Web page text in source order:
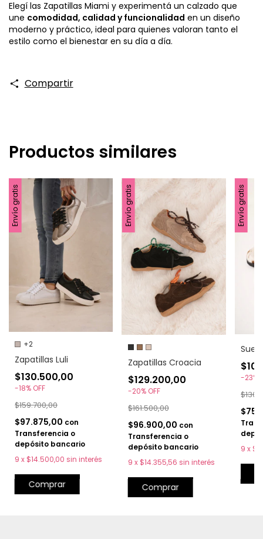
Elegí las Zapatillas Miami y experimentá un calzado que
une comodidad, calidad y funcionalidad en un diseño
moderno y práctico, ideal para quienes valoran tanto el
estilo como el bienestar en su día a día.
Compartir
Productos similares
Envío gratis
+2
Zapatillas Luli
$130.500,00
-18% OFF
$159.700,00
$97.875,00 con
Transferencia o
depósito bancario
9 x $14.500,00 sin interés
Comprar
Envío gratis
Zapatillas Croacia
$129.200,00
-20% OFF
$161.500,00
$96.900,00 con
Transferencia o
depósito bancario
9 x $14.355,56 sin interés
Comprar
Envío gratis
-23%
9 x